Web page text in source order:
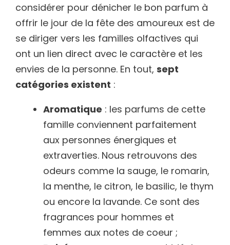
considérer pour dénicher le bon parfum à
offrir le jour de la fête des amoureux est de
se diriger vers les familles olfactives qui
ont un lien direct avec le caractère et les
envies de la personne. En tout, sept
catégories existent :
Aromatique : les parfums de cette
famille conviennent parfaitement
aux personnes énergiques et
extraverties. Nous retrouvons des
odeurs comme la sauge, le romarin,
la menthe, le citron, le basilic, le thym
ou encore la lavande. Ce sont des
fragrances pour hommes et
femmes aux notes de coeur ;